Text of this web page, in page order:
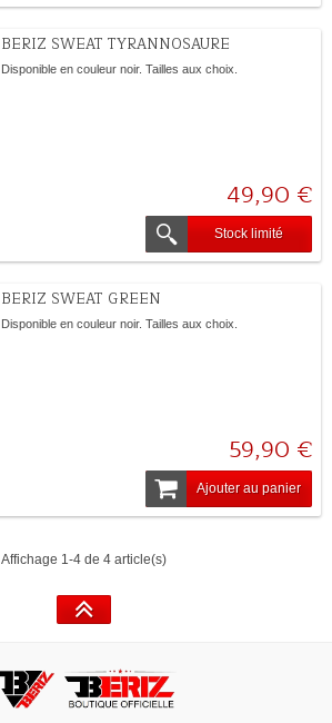
BERIZ SWEAT TYRANNOSAURE
Disponible en couleur noir. Tailles aux choix.
49,90 €
Stock limité
BERIZ SWEAT GREEN
Disponible en couleur noir. Tailles aux choix.
59,90 €
Ajouter au panier
Affichage 1-4 de 4 article(s)